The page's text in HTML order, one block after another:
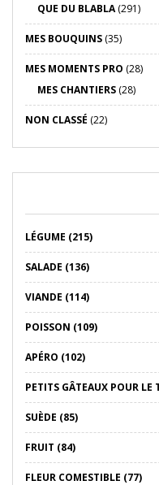
QUE DU BLABLA(291)
MES BOUQUINS (35)
MES MOMENTS PRO (28)
MES CHANTIERS (28)
NON CLASSÉ (22)
LÉGUME (215)
SALADE (136)
VIANDE (114)
POISSON (109)
APÉRO (102)
PETITS GÂTEAUX POUR LE
SUÈDE (85)
FRUIT (84)
FLEUR COMESTIBLE (77)